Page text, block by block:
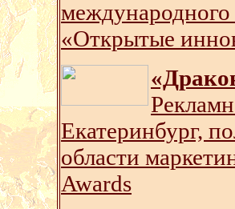
«Открытые
Екатеринбург,
области
Awards